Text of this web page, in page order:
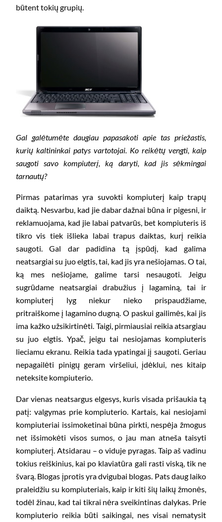
būtent tokių grupių.
Gal galėtumėte daugiau papasakoti apie tas priežastis,
kurių kaltininkai patys vartotojai. Ko reikėtų vengti, kaip
saugoti savo kompiuterį, ką daryti, kad jis sėkmingai
tarnautų?
Pirmas patarimas yra suvokti kompiuterį kaip trapų
daiktą. Nesvarbu, kad jie dabar dažnai būna ir pigesni, ir
reklamuojama, kad jie labai patvarūs, bet kompiuteris iš
tikro vis tiek išlieka labai trapus daiktas, kurį reikia
saugoti. Gal dar padidina tą įspūdį, kad galima
neatsargiai su juo elgtis, tai, kad jis yra nešiojamas. O tai,
ką mes nešiojame, galime tarsi nesaugoti. Jeigu
sugrūdame neatsargiai drabužius į lagaminą, tai ir
kompiuterį lyg niekur nieko prispaudžiame,
pritraiškome į lagamino dugną. O paskui gailimės, kai jis
ima kažko užsikirtinėti. Taigi, pirmiausiai reikia atsargiau
su juo elgtis. Ypač, jeigu tai nesiojamas kompiuteris
lieciamu ekranu. Reikia tada ypatingai jį saugoti. Geriau
nepagailėti pinigų geram viršeliui, įdėklui, nes kitaip
neteksite kompiuterio.
Dar vienas neatsargus elgesys, kuris visada prišaukia tą
patį: valgymas prie kompiuterio. Kartais, kai nesiojami
kompiuteriai issimoketinai būna pirkti, nespėja žmogus
net išsimokėti visos sumos, o jau man atneša taisyti
kompiuterį. Atsidarau – o viduje pyragas. Taip aš vadinu
tokius reiškinius, kai po klaviatūra gali rasti viską, tik ne
švarą. Blogas įprotis yra dvigubai blogas. Pats daug laiko
praleidžiu su kompiuteriais, kaip ir kiti šių laikų žmonės,
todėl žinau, kad tai tikrai nėra sveikintinas dalykas. Prie
kompiuterio reikia būti saikingai, nes visai nematysit